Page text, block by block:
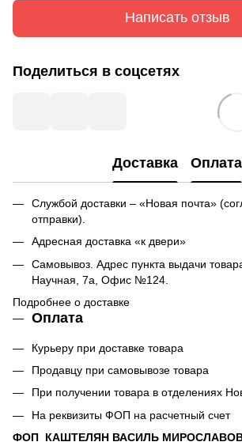
Написать отзыв
Поделиться в соцсетях
Доставка Оплата
Службой доставки – «Новая почта»
отправки).
Адресная доставка «к двери»
Самовывоз. Адрес пункта выдачи
Научная, 7а, Офис №124.
Подробнее о доставке
Оплата
Курьеру при доставке товара
Продавцу при самовывозе товара
При получении товара в отделениях
На реквизиты ФОП на расчетный счет
ФОП КАШТЕЛЯН ВАСИЛЬ